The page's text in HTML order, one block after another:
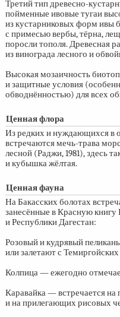
Третий тип древесно-
пойменные ивовые тугаи
из кустарниковых форм ивы
с примесью вербы, тёрна,
поросли тополя. Древесная
из винограда лесного и
Высокая мозаичность
и защитные условия
обводнённостью) для всех
Ценная флора
Из редких и нуждающихся в
встречаются мечь-трава
лесной (Раджи, 1981), здесь
и кубышка жёлтая.
Ценная фауна
На Бакасских болотах
занесённые в Красную
и Республики Дагестан:
Розовый и кудрявый
или залетают с Темиргойских
Колпица — ежегодно
Каравайка — встречается
и на прилегающих рисовых